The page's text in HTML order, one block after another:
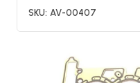
SKU: AV-00407